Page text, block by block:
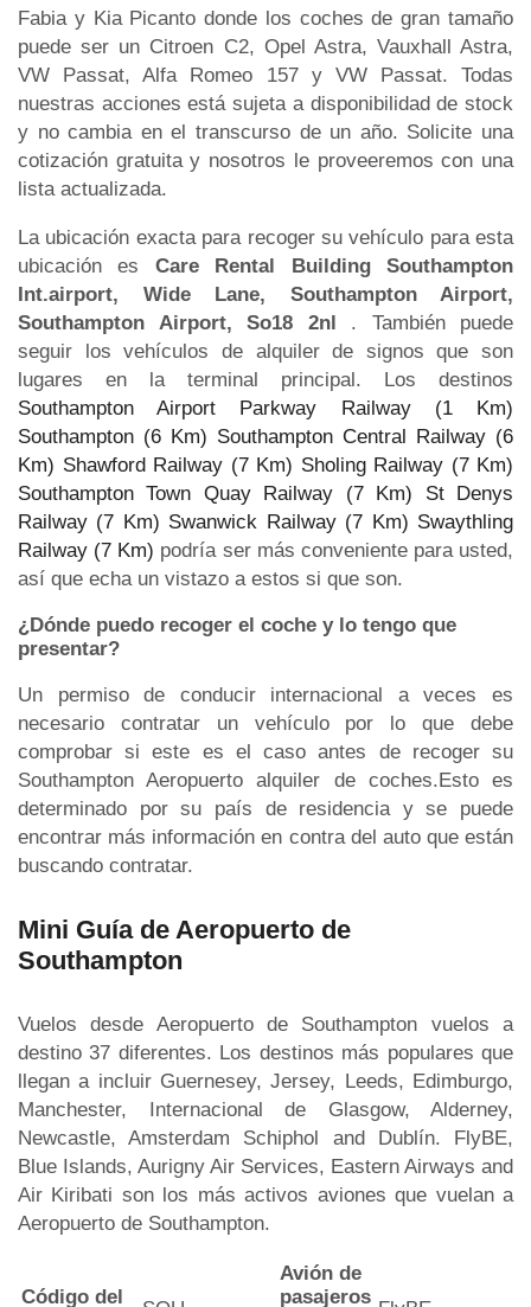
Fabia y Kia Picanto donde los coches de gran tamaño
puede ser un Citroen C2, Opel Astra, Vauxhall Astra,
VW Passat, Alfa Romeo 157 y VW Passat. Todas
nuestras acciones está sujeta a disponibilidad de stock
y no cambia en el transcurso de un año. Solicite una
cotización gratuita y nosotros le proveeremos con una
lista actualizada.
La ubicación exacta para recoger su vehículo para esta
ubicación es Care Rental Building Southampton
Int.airport, Wide Lane, Southampton Airport,
Southampton Airport, So18 2nl . También puede
seguir los vehículos de alquiler de signos que son
lugares en la terminal principal. Los destinos
Southampton Airport Parkway Railway (1 Km)
Southampton (6 Km) Southampton Central Railway (6
Km) Shawford Railway (7 Km) Sholing Railway (7 Km)
Southampton Town Quay Railway (7 Km)
St Denys
Railway (7 Km) Swanwick Railway (7 Km) Swaythling
Railway (7 Km) podría ser más conveniente para usted,
así que echa un vistazo a estos si que son.
¿Dónde puedo recoger el coche y lo tengo que
presentar?
Un permiso de conducir internacional a veces es
necesario contratar un vehículo por lo que debe
comprobar si este es el caso antes de recoger su
Southampton Aeropuerto alquiler de coches.Esto es
determinado por su país de residencia y se puede
encontrar más información en contra del auto que están
buscando contratar.
Mini Guía de Aeropuerto de
Southampton
Vuelos desde Aeropuerto de Southampton vuelos a
destino 37 diferentes. Los destinos más populares que
llegan a incluir Guernesey, Jersey, Leeds, Edimburgo,
Manchester, Internacional de Glasgow, Alderney,
Newcastle, Amsterdam Schiphol and Dublín. FlyBE,
Blue Islands, Aurigny Air Services, Eastern Airways and
Air Kiribati son los más activos aviones que vuelan a
Aeropuerto de Southampton.
Código del
Avión de
pasajeros